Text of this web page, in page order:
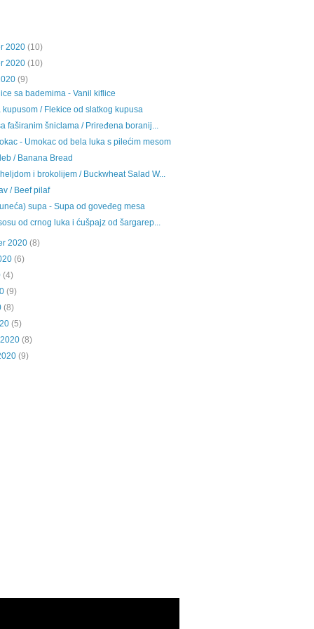
2020 (10)
2020 (10)
(9)
sa bademima - Vanil kiflice
kupusom / Flekice od slatkog kupusa
faširanim šniclama / Priređena boranij...
- Umokac od bela luka s pilećim mesom
/ Banana Bread
i brokolijem / Buckwheat Salad W...
/ Beef pilaf
supa - Supa od goveđeg mesa
od crnog luka i ćušpajz od šargarep...
2020 (8)
(6)
(4)
(9)
(8)
(5)
(8)
(9)